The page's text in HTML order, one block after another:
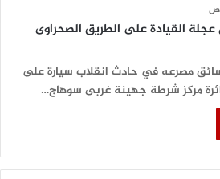
القيادة على الطريق الصحراوى
مصرعه في حادث انقلاب سيارة على
مركز شرطة جهينة غربى سوهاج…